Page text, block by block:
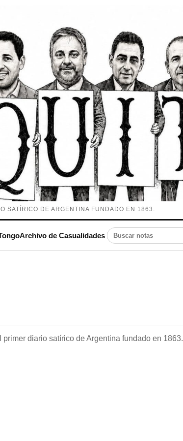
SATÍRICO DE ARGENTINA FUNDADO EN 1863.
Archivo de Casualidades Buscar notas
primer diario satírico de Argentina fundado en 1863.